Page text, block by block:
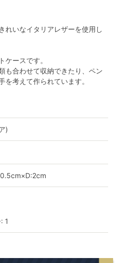
れいなイタリアレザーを使用し
ケースです。
も合わせて収納できたり、ペン
を考えて作られています。
)
1